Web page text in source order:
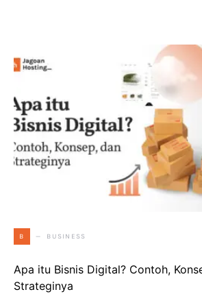
B BUSINESS
Apa itu Bisnis Digital? Contoh,
Strateginya